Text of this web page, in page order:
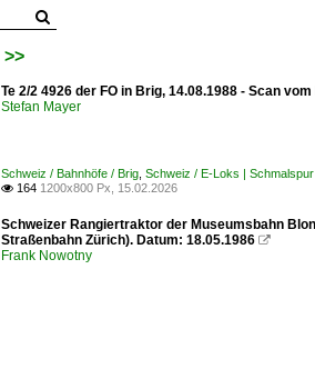
>>
Te 2/2 4926 der FO in Brig, 14.08.1988 - Scan vom
Stefan Mayer
Schweiz / Bahnhöfe / Brig Schweiz / E-Loks |
 164 1200x800 Px, 15.02.2026
Schweizer Rangiertraktor der Museumsbahn
Straßenbahn Zürich). Datum: 18.05.1986 
Frank Nowotny